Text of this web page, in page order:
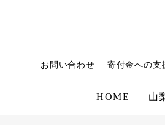
お問い合わせ 寄付金への支
HOME 山